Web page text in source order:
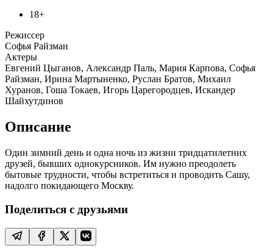
18+
Режиссер
Софья Райзман
Актеры
Евгений Цыганов, Александр Паль, Мария Карпова, Софья
Райзман, Ирина Мартыненко, Руслан Братов, Михаил
Хуранов, Гоша Токаев, Игорь Царегородцев, Искандер
Шайхутдинов
Описание
Один зимний день и одна ночь из жизни тридцатилетних
друзей, бывших однокурсников. Им нужно преодолеть
бытовые трудности, чтобы встретиться и проводить Сашу,
надолго покидающего Москву.
Поделиться с друзьями